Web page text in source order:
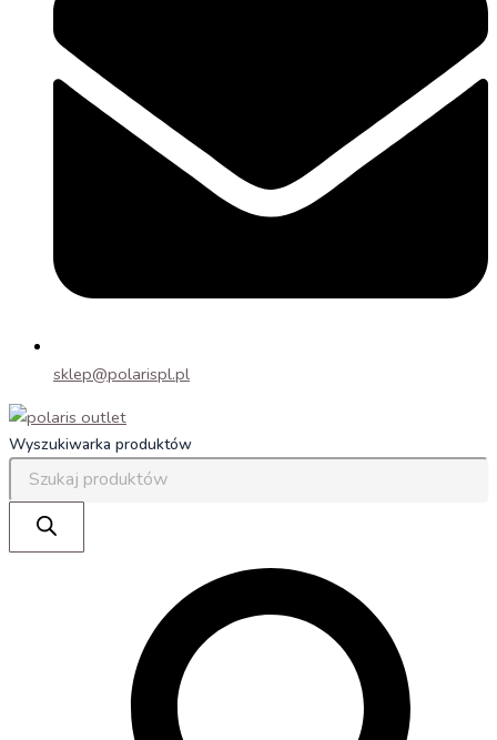
sklep@polarispl.pl
Wyszukiwarka produktów